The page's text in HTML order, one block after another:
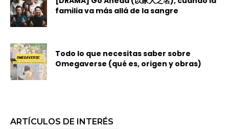
familia va más allá de la sangre
Todo lo que necesitas saber sobre
Omegaverse (qué es, origen y obras)
ARTÍCULOS DE INTERÉS